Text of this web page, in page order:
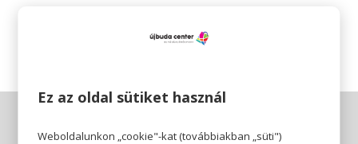
Ez az oldal sütiket használ
Weboldalunkon „cookie"-kat (továbbiakban „süti")